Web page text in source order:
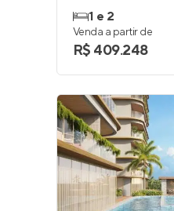
1 e 2
Venda a partir de
R$ 409.248